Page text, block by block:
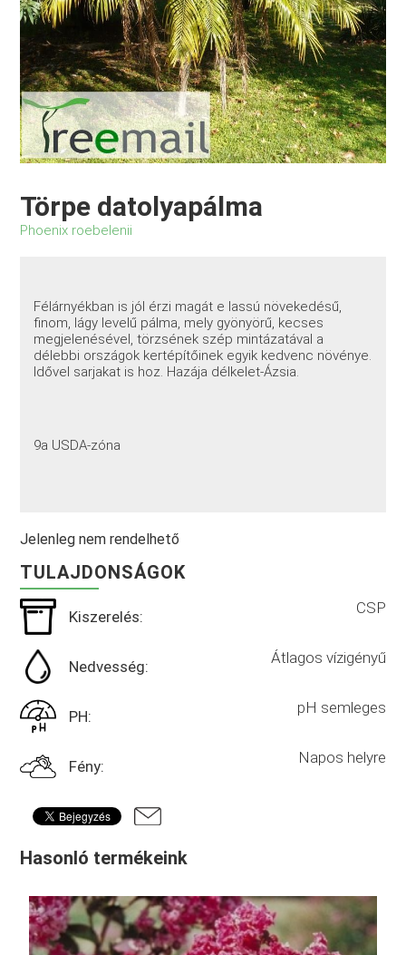
Törpe datolyapálma
Phoenix roebelenii
Félárnyékban is jól érzi magát e lassú növekedésű,
finom, lágy levelű pálma, mely gyönyörű, kecses
megjelenésével, törzsének szép mintázatával a
délebbi országok kertépítőinek egyik kedvenc növénye.
Idővel sarjakat is hoz. Hazája délkelet-Ázsia.
9a USDA-zóna
Jelenleg nem rendelhető
TULAJDONSÁGOK
Kiszerelés: CSP
Nedvesség: Átlagos vízigényű
PH: pH semleges
Fény: Napos helyre
Hasonló termékeink